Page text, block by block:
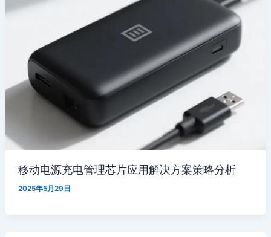
移动电源充电管理芯片应用解决方案策略分析
2025年5月29日